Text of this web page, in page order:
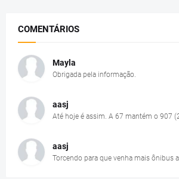
COMENTÁRIOS
Mayla
Obrigada pela informação.
aasj
Até hoje é assim. A 67 mantém o 907
aasj
Torcendo para que venha mais ônibus